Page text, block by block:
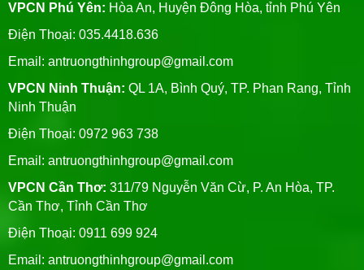
VPCN Phú Yên: Hòa An, Huyện Đông Hòa, tỉnh Phú Yên
Điện Thoại: 035.4418.636
Email: antruongthinhgroup@gmail.com
VPCN Ninh Thuận: QL 1A, Bình Quý, TP. Phan Rang, Tỉnh
Ninh Thuận
Điện Thoại: 0972 963 738
Email: antruongthinhgroup@gmail.com
VPCN Cần Thơ: 311/79 Nguyễn Văn Cừ, P. An Hòa, TP.
Cần Thơ, Tỉnh Cần Thơ
Điện Thoại: 0911 699 924
Email: antruongthinhgroup@gmail.com